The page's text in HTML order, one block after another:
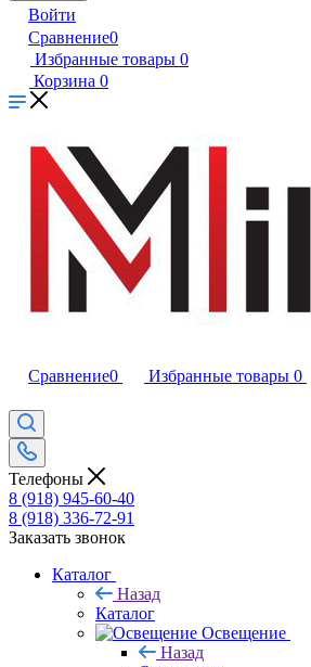
Войти
Сравнение0
Избранные товары 0
Корзина 0
Сравнение0 Избранные товары 0
Телефоны
8 (918) 945-60-40
8 (918) 336-72-91
Заказать звонок
Каталог
Назад
Каталог
Освещение
Назад